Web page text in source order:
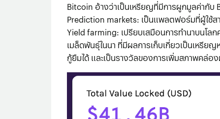
Bitcoin อ้างว่าเป็นเหรียญที่มีการผูกมูลค่ากับ
Prediction markets: เป็นแพลตฟอร์มที่ผู้ใช้ส
Yield farming: เปรียบเสมือนการทํานาบนโล
เมล็ดพันธุ์ในนา ที่มีผลการเก็บเกี่ยวเป็นเหรีย
กู้ยืมได้ และเป็นรางวัลของการเพิ่มสภาพคล่อ